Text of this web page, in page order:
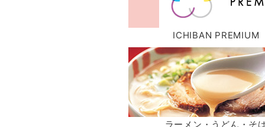
ICHIBAN PREMIUM
ラーメン・うどん・そ